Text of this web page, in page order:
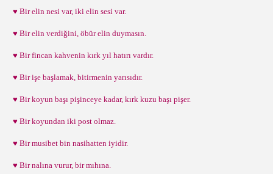
♥ Bir elin nesi var, iki elin sesi var.
♥ Bir elin verdiğini, öbür elin duymasın.
♥ Bir fincan kahvenin kırk yıl hatırı vardır.
♥ Bir işe başlamak, bitirmenin yarısıdır.
♥ Bir koyun başı pişinceye kadar, kırk kuzu başı pişer.
♥ Bir koyundan iki post olmaz.
♥ Bir musibet bin nasihatten iyidir.
♥ Bir nalına vurur, bir mıhına.